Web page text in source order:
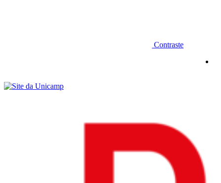
Contraste